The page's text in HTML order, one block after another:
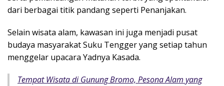
dari berbagai titik pandang seperti Penanjakan.
Selain wisata alam, kawasan ini juga menjadi pusat
budaya masyarakat Suku Tengger yang setiap tahun
menggelar upacara Yadnya Kasada.
Tempat Wisata di Gunung Bromo, Pesona Alam yang